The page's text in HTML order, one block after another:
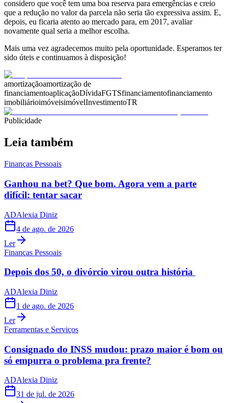
considero que você tem uma boa reserva para emergências e creio
que a redução no valor da parcela não seria tão expressiva assim. E,
depois, eu ficaria atento ao mercado para, em 2017, avaliar
novamente qual seria a melhor escolha.
Mais uma vez agradecemos muito pela oportunidade. Esperamos ter
sido úteis e continuamos à disposição!
amortizaçãoamortização de
financiamentoaplicaçãoDívidaFGTSfinanciamentofinanciamento
imobiliárioimóveisimóvelInvestimentoTR
Publicidade
Leia também
Finanças Pessoais
Ganhou na bet? Que bom. Agora vem a parte
difícil: tentar sacar
ADAlexia Diniz
4 de ago. de 2026
Ler
Finanças Pessoais
Depois dos 50, o divórcio virou outra história
ADAlexia Diniz
1 de ago. de 2026
Ler
Ferramentas e Serviços
Consignado do INSS mudou: prazo maior é bom ou
só empurra o problema pra frente?
ADAlexia Diniz
31 de jul. de 2026